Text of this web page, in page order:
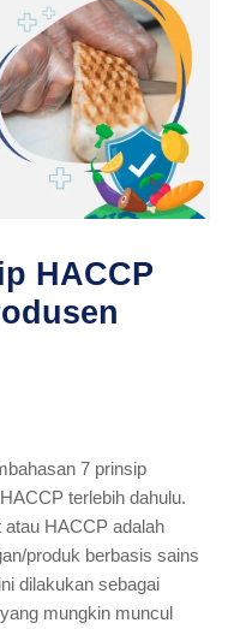
HACCP
7 prinsip
terlebih dahulu.
HACCP adalah
produk berbasis sains
dilakukan sebagai
mungkin muncul